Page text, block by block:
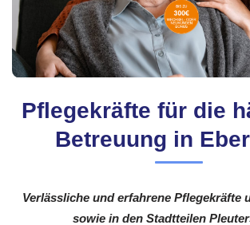
Pflegekräfte für die
Betreuung in
Verlässliche und erfahrene Pflegekräfte
sowie in den Stadtteilen